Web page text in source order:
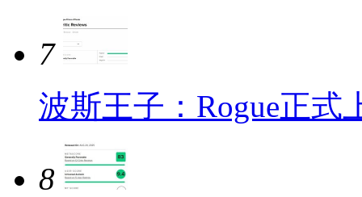
7
波斯王子：Rogue正式
8